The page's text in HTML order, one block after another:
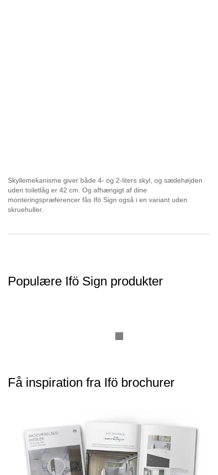
Skyllemekanisme giver både 4- og 2-liters skyl, og sædehøjden
uden toiletlåg er 42 cm. Og afhængigt af dine
monteringspræferencer fås Ifö Sign også i en variant uden
skruehuller.
Populære Ifö Sign produkter
Få inspiration fra Ifö brochurer